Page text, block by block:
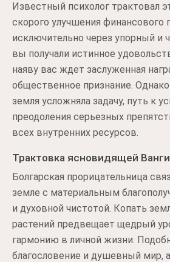
Известный психолог трактовал
скорого улучшения финансового
исключительно через упорный и
вы получали истинное
наяву вас ждет заслуженная
общественное признание.
земля усложняла задачу, путь к
преодоления серьезных
всех внутренних ресурсов.
Трактовка ясновидящей Ванги
Болгарская прорицательница
земле с материальным
и духовной чистотой. Копать
растений предвещает щедрый
гармонию в личной жизни.
благословение и душевный мир,